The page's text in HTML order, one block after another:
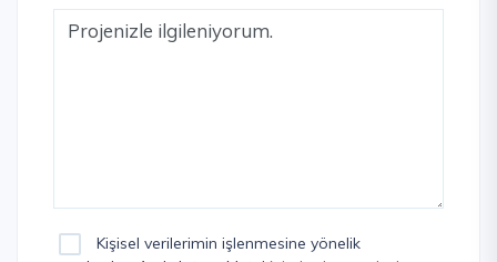
Kişisel verilerimin işlenmesine yönelik